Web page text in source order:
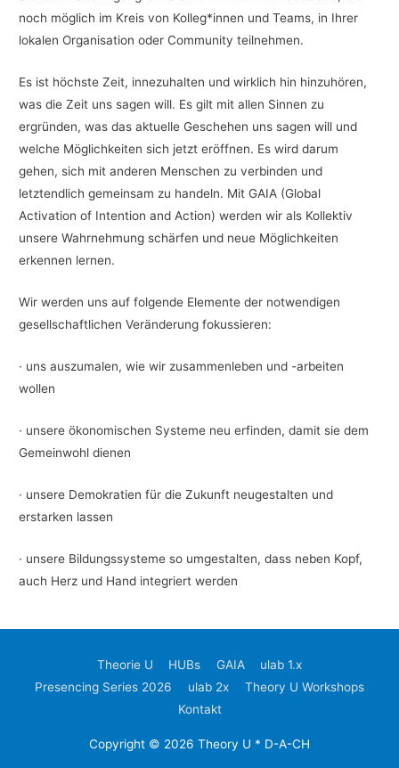
noch möglich im Kreis von Kolleg*innen und Teams, in Ihrer
lokalen Organisation oder Community teilnehmen.
Es ist höchste Zeit, innezuhalten und wirklich hin hinzuhören,
was die Zeit uns sagen will. Es gilt mit allen Sinnen zu
ergründen, was das aktuelle Geschehen uns sagen will und
welche Möglichkeiten sich jetzt eröffnen. Es wird darum
gehen, sich mit anderen Menschen zu verbinden und
letztendlich gemeinsam zu handeln. Mit GAIA (Global
Activation of Intention and Action) werden wir als Kollektiv
unsere Wahrnehmung schärfen und neue Möglichkeiten
erkennen lernen.
Wir werden uns auf folgende Elemente der notwendigen
gesellschaftlichen Veränderung fokussieren:
· uns auszumalen, wie wir zusammenleben und -arbeiten
wollen
· unsere ökonomischen Systeme neu erfinden, damit sie dem
Gemeinwohl dienen
· unsere Demokratien für die Zukunft neugestalten und
erstarken lassen
· unsere Bildungssysteme so umgestalten, dass neben Kopf,
auch Herz und Hand integriert werden
Theorie U HUBs GAIA
ulab 1.x
Presencing Series 2026
ulab 2x
Theory U Workshops
Kontakt
Copyright © 2026 Theory U * D-A-CH